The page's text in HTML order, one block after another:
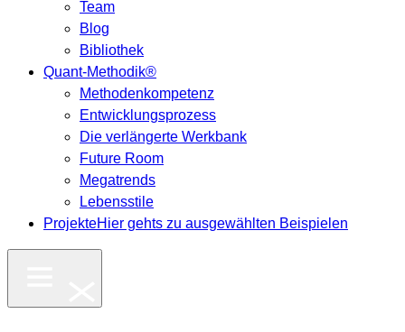
Team
Blog
Bibliothek
Quant-Methodik®
Methodenkompetenz
Entwicklungsprozess
Die verlängerte Werkbank
Future Room
Megatrends
Lebensstile
ProjekteHier gehts zu ausgewählten Beispielen